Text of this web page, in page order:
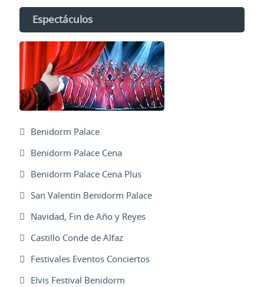
Espectáculos
Benidorm Palace
Benidorm Palace Cena
Benidorm Palace Cena Plus
San Valentin Benidorm Palace
Navidad, Fin de Año y Reyes
Castillo Conde de Alfaz
Festivales Eventos Conciertos
Elvis Festival Benidorm